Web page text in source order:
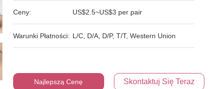
Ceny: US$2.5~US$3 per pair
Warunki Płatności: L/C, D/A, D/P, T/T, Western Union
Najlepszą Cenę Skontaktuj Się Teraz